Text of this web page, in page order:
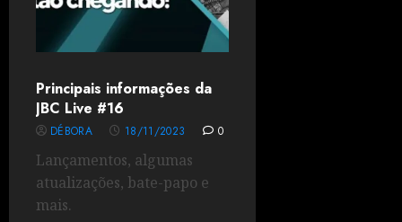
Principais informações da
JBC Live #16
DÉBORA 18/11/2023 0
Lançamentos, algumas
atualizações, bate-papo e
mais.